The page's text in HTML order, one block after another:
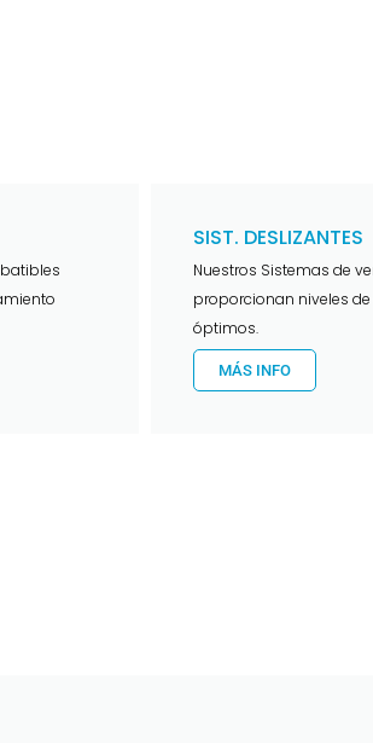
SIST. DESLIZANTES
Nuestros Sistemas de
proporcionan niveles
óptimos.
MÁS INFO